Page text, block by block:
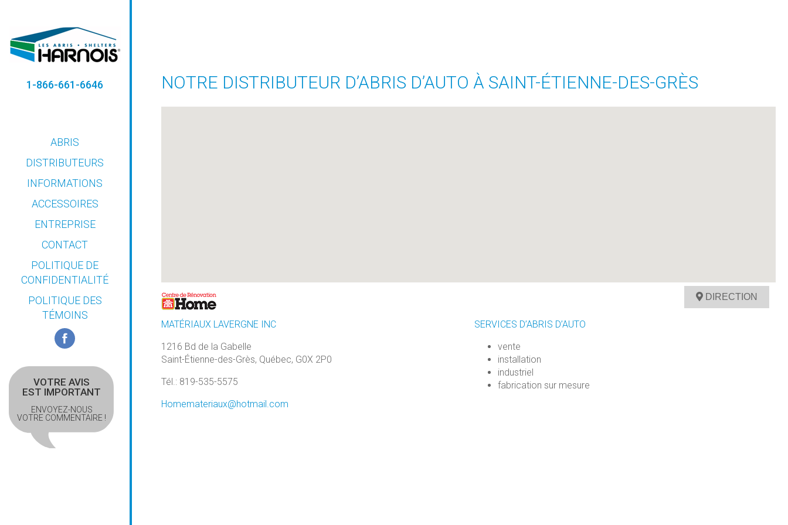
1-866-661-6646
ABRIS
DISTRIBUTEURS
INFORMATIONS
ACCESSOIRES
ENTREPRISE
CONTACT
POLITIQUE DE
CONFIDENTIALITÉ
POLITIQUE DES
TÉMOINS
VOTRE AVIS
EST IMPORTANT
ENVOYEZ-NOUS
VOTRE COMMENTAIRE !
D’INSTALLATION
GUIDE DE L’UTILISATEUR
PLANS D’INSTALLATION
LES ABRIS IGLOU
RÉPARATION ET
REMPLACEMENT
NOTRE DISTRIBUTEUR D’ABRIS D’AUTO À SAINT-ÉTIENNE-DES-GRÈS
MATÉRIAUX LAVERGNE INC
1216 Bd de la Gabelle
Saint-Étienne-des-Grès, Québec, G0X 2P0
Tél.: 819-535-5575
Homemateriaux@hotmail.com
DIRECTION
SERVICES D’ABRIS D’AUTO
vente
installation
industriel
fabrication sur mesure